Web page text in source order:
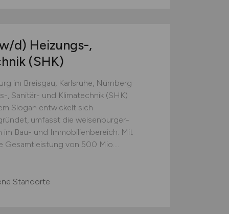
d) Heizungs-,
(SHK)
im Breisgau, Karlsruhe, Nürnberg
, Sanitär- und Klimatechnik (SHK)
Slogan entwickelt sich
umfasst die weisenburger-
Bau- und Immobilienbereich. Mit
Gesamtleistung von 500 Mio....
Standorte